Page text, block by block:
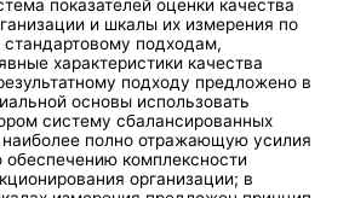
показателей оценки качества
и шкалы их измерения по
стандартовому подходам,
характеристики качества
подходу предложено в
основы использовать
систему сбалансированных
наиболее полно отражающую усилия
комплексности
организации; в